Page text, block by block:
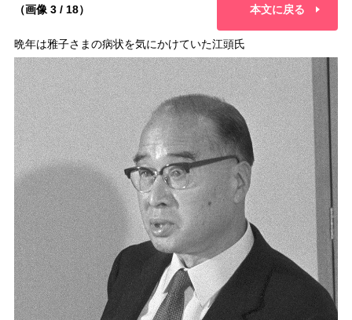
（画像 3 / 18） 本文に戻る
晩年は雅子さまの病状を気にかけていた江頭氏